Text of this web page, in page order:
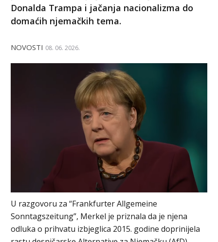
Donalda Trampa i jačanja nacionalizma do
domaćih njemačkih tema.
NOVOSTI 08. 06. 2026.
U razgovoru za “Frankfurter Allgemeine
Sonntagszeitung”, Merkel je priznala da je njena
odluka o prihvatu izbjeglica 2015. godine doprinijela